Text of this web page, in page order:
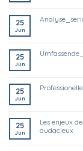
25
Jun
25
Jun
25
Jun
25
Jun
les enjeux des jeux de hasard à haute mise un guide pour les
audacieux